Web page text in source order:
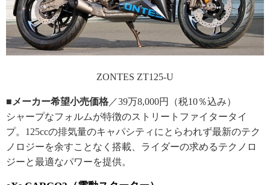
ZONTES ZT125-U
■メーカー希望小売価格 ／39万8,000円（税10％込み）
シャープなフォルムが特徴のストリートファイタータイ
プ。125ccの排気量のキャパシティにとらわれず最新のテク
ノロジーを余すことなく搭載、ライダーの求めるテクノロ
ジーと最適なパワーを提供。